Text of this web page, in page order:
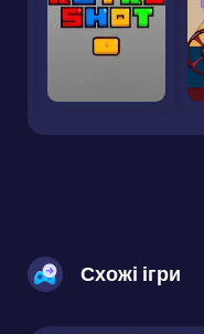
Схожі ігри